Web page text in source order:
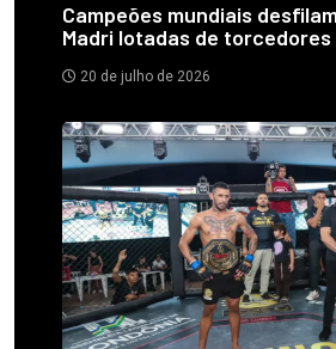
Campeões mundiais
Madri lotadas de torcedores
20 de julho de 2026